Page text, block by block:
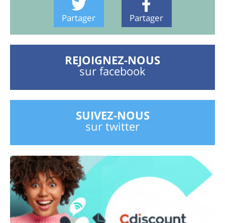
Partager Partager
REJOIGNEZ-NOUS
sur facebook
SUIVEZ-NOUS
sur twitter